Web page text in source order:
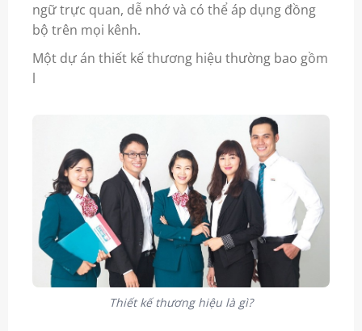
ngữ trực quan, dễ nhớ và có thể áp dụng đồng
bộ trên mọi kênh.
Một dự án thiết kế thương hiệu thường bao gồm
l
Thiết kế thương hiệu là gì?